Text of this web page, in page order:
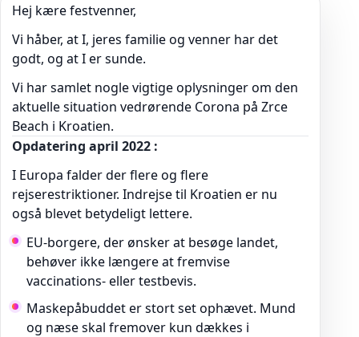
Hej kære festvenner,
Vi håber, at I, jeres familie og venner har det
godt, og at I er sunde.
Vi har samlet nogle vigtige oplysninger om den
aktuelle situation vedrørende Corona på Zrce
Beach i Kroatien.
Opdatering april 2022 :
I Europa falder der flere og flere
rejserestriktioner. Indrejse til Kroatien er nu
også blevet betydeligt lettere.
EU-borgere, der ønsker at besøge landet,
behøver ikke længere at fremvise
vaccinations- eller testbevis.
Maskepåbuddet er stort set ophævet. Mund
og næse skal fremover kun dækkes i